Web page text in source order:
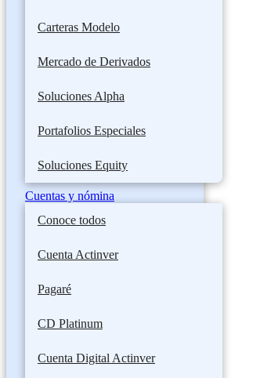
Carteras Modelo
Mercado de Derivados
Soluciones Alpha
Portafolios Especiales
Soluciones Equity
Cuentas y nómina
Conoce todos
Cuenta Actinver
Pagaré
CD Platinum
Cuenta Digital Actinver